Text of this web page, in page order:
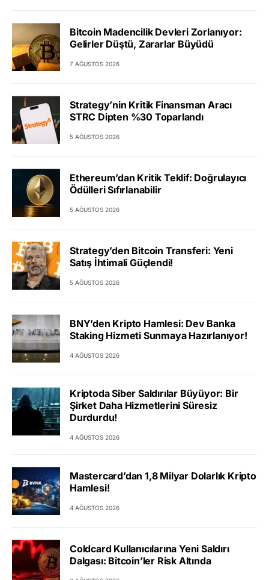
Bitcoin Madencilik Devleri Zorlanıyor:
Gelirler Düştü, Zararlar Büyüdü
7 AĞUSTOS 2026
Strategy’nin Kritik Finansman Aracı
STRC Dipten %30 Toparlandı
5 AĞUSTOS 2026
Ethereum’dan Kritik Teklif: Doğrulayıcı
Ödülleri Sıfırlanabilir
5 AĞUSTOS 2026
Strategy’den Bitcoin Transferi: Yeni
Satış İhtimali Güçlendi!
5 AĞUSTOS 2026
BNY’den Kripto Hamlesi: Dev Banka
Staking Hizmeti Sunmaya Hazırlanıyor!
4 AĞUSTOS 2026
Kriptoda Siber Saldırılar Büyüyor: Bir
Şirket Daha Hizmetlerini Süresiz
Durdurdu!
4 AĞUSTOS 2026
Mastercard’dan 1,8 Milyar Dolarlık Kripto
Hamlesi!
4 AĞUSTOS 2026
Coldcard Kullanıcılarına Yeni Saldırı
Dalgası: Bitcoin’ler Risk Altında